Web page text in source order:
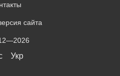
сайта
Укр